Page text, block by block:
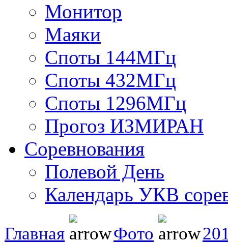
Монитор
Маяки
Споты 144МГц
Споты 432МГц
Споты 1296МГц
Прогоз ИЗМИРАН
Соревнования
Полевой День
Календарь УКВ
Главная Фото